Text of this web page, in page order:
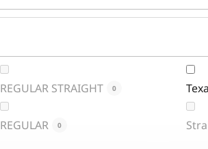
REGULAR STRAIGHT 0
REGULAR 0